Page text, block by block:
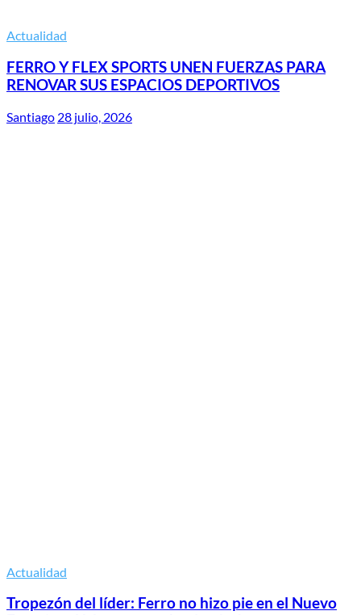
Actualidad
FERRO Y FLEX SPORTS UNEN FUERZAS PARA
RENOVAR SUS ESPACIOS DEPORTIVOS
Santiago 28 julio, 2026
Actualidad
Tropezón del líder: Ferro no hizo pie en el Nuevo